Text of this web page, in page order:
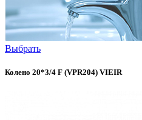
Выбрать
Колено 20*3/4 F (VPR204) VIEIR